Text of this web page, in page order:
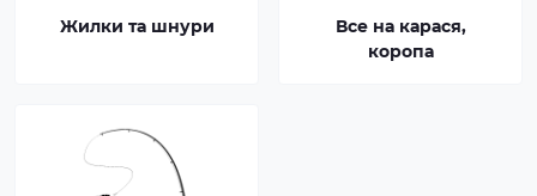
Жилки та шнури
Все на карася,
коропа